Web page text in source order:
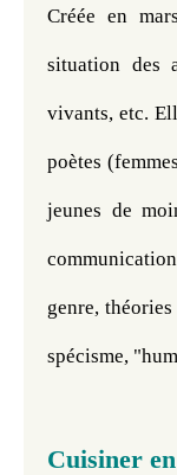
Créée en
situation des
vivants, etc.
poètes
jeunes de
genre,
spécisme,
Cuisiner